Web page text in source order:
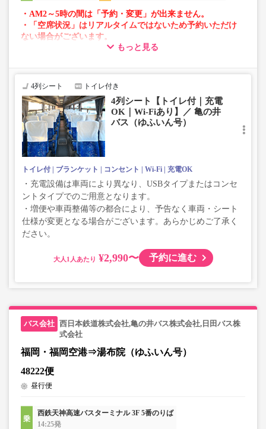
・AM2～5時の間は「予約・変更」が出来ません。
・「空席状況」はリアルタイムではないため予約いただけ
ない場合がございます。
・車両は予告なく変更となる場合がございます。これに伴
で、あらかじめご了承ください。
もっと見る
4列シート トイレ付き
4列シート【トイレ付｜充電
OK｜Wi-Fiあり】／ 亀の井
バス（ゆふいん号）
トイレ付 ブランケット コンセント Wi-Fi 充電OK
・充電設備は車両により異なり、USBタイプまたはコンセ
ントタイプでのご用意となります。
・増便や車両整備等の都合により、予告なく車両・シート
仕様が変更となる場合がございます。あらかじめご了承く
ださい。
大人 ¥2,990〜 予約に進む
西日本鉄道株式会社,亀の井バス株式会社,日田バス株
式会社
福岡・福岡空港⇒湯布院（ゆふいん号）
48222便
昼行便
西鉄天神高速バスターミナル 3F 5番のりば
14:25発